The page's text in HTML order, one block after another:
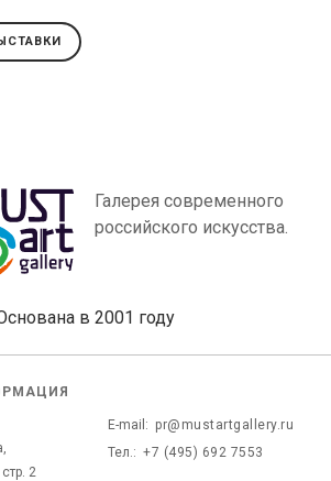
Галерея современного
российского искусства.
в 2001 году
2
E-mail: pr@mustartgallery.ru
Тел.: +7 (495) 692 7553